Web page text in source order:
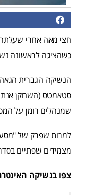
חצי מאה אחרי שעלתה
כשהציגה לראשונה
הנשיקה הגברית
סטאמטס (השחקן
שמנהלים רומן על
מצמידים שפתיים
צפו בנשיקה